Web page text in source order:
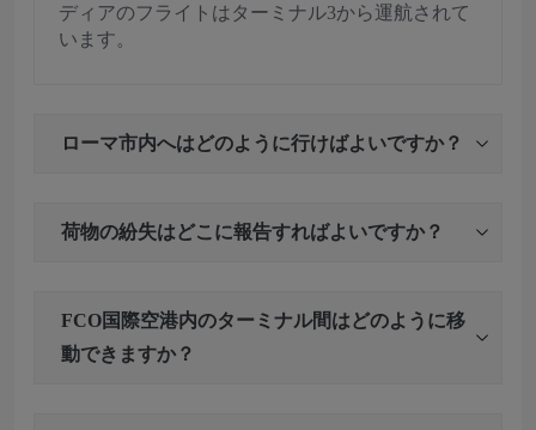
ディアのフライトはターミナル3から運航されて
います。
ローマ市内へはどのように行けばよいですか？
荷物の紛失はどこに報告すればよいですか？
FCO国際空港内のターミナル間はどのように移
動できますか？